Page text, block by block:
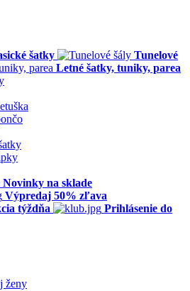
šatky
Tunelové
Letné šatky, tuniky, parea
Novinky na sklade
Výpredaj 50% zľava
týždňa
Prihlásenie do
ženy